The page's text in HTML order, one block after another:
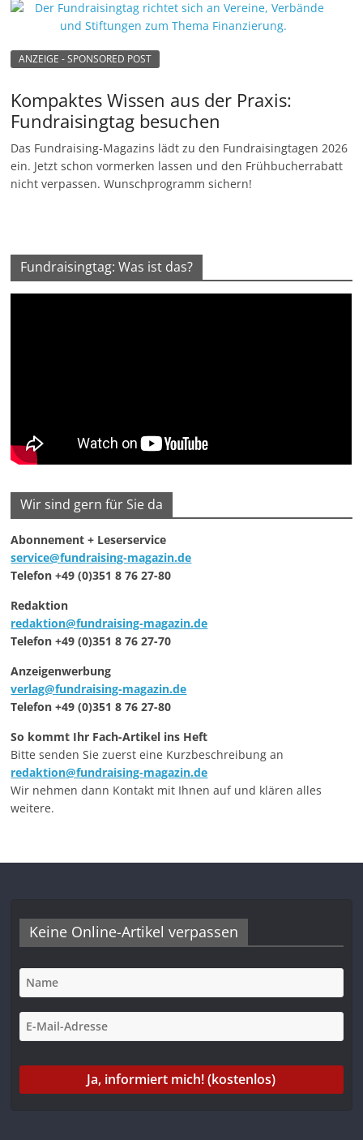
ANZEIGE - SPONSORED POST
Kompaktes Wissen aus der Praxis:
Fundraisingtag besuchen
Das Fundraising-Magazins lädt zu den Fundraisingtagen 2026
ein. Jetzt schon vormerken lassen und den Frühbucherrabatt
nicht verpassen. Wunschprogramm sichern!
Fundraisingtag: Was ist das?
Wir sind gern für Sie da
Abonnement + Leserservice
service@fundraising-magazin.de
Telefon +49 (0)351 8 76 27-80
Redaktion
redaktion@fundraising-magazin.de
Telefon +49 (0)351 8 76 27-70
Anzeigenwerbung
verlag@fundraising-magazin.de
Telefon +49 (0)351 8 76 27-80
So kommt Ihr Fach-Artikel ins Heft
Bitte senden Sie zuerst eine Kurzbeschreibung an
redaktion@fundraising-magazin.de
Wir nehmen dann Kontakt mit Ihnen auf und klären alles
weitere.
Keine Online-Artikel verpassen